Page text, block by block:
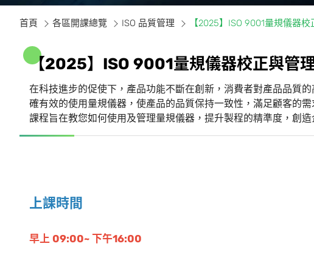
首頁 各區開課總覽 ISO 品質管理 【2025】ISO 9001量規儀器
【2025】 ISO 9001量規儀器校正與管
在科技進步的促使下，產品功能不斷在創新，消費者對產品品質
確有效的使用量規儀器，使產品的品質保持一致性，滿足顧客的
課程旨在教您如何使用及管理量規儀器，提升製程的精準度，創造
上課時間
早上 09:00~ 下午16:00